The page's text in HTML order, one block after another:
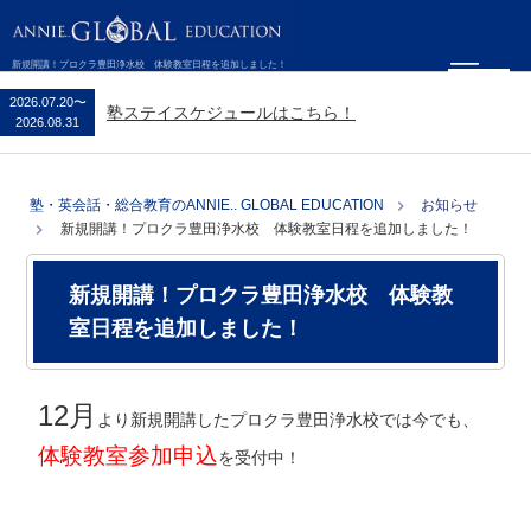
新規開講！プロクラ豊田浄水校 体験教室日程を追加しました！
2026.07.20〜
2026.08.31
塾ステイスケジュールはこちら！
塾・英会話・総合教育のANNIE.. GLOBAL EDUCATION
お知らせ
新規開講！プロクラ豊田浄水校 体験教室日程を追加しました！
新規開講！プロクラ豊田浄水校 体験教
室日程を追加しました！
12月 より新規開講したプロクラ豊田浄水校では今でも、
体験教室参加申込を受付中！